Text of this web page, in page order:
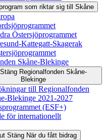
som riktar sig till Skåne
Östersjöprogrammet
Kattegatt-Skagerak
Skåne-Blekinge
Stäng Regionalfonden Skåne-
Blekinge
till Regionalfonden
Blekinge 2021-2027
(ESF+)
för internationellt
Stäng När du fått bidrag